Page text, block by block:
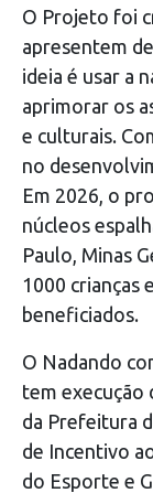
O Projeto foi
apresentem
ideia é usar a
aprimorar os
e culturais.
no
Em 2026, o
núcleos
Paulo, Minas
1000 crianças
beneficiados.
O Nadando
tem execução
da Prefeitura
de Incentivo
do Esporte e